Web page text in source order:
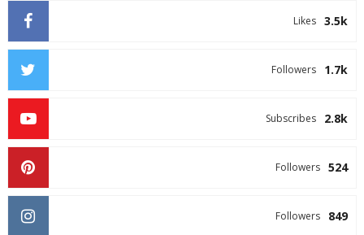
3.5k
Likes
1.7k
Followers
2.8k
Subscribes
524
Followers
849
Followers